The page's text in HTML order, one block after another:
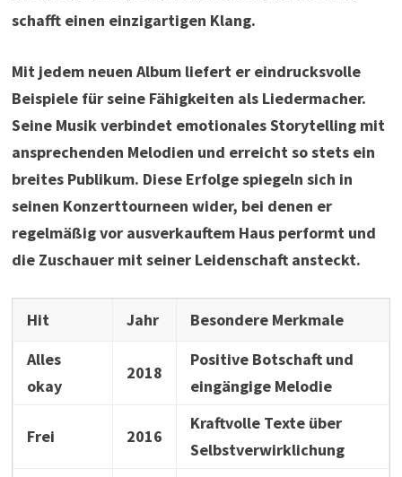
schafft einen einzigartigen Klang.
Mit jedem neuen Album liefert er eindrucksvolle
Beispiele für seine Fähigkeiten als Liedermacher.
Seine Musik verbindet emotionales Storytelling mit
ansprechenden Melodien und erreicht so stets ein
breites Publikum. Diese Erfolge spiegeln sich in
seinen Konzerttourneen wider, bei denen er
regelmäßig vor ausverkauftem Haus performt und
die Zuschauer mit seiner Leidenschaft ansteckt.
Hit Jahr
Besondere Merkmale
Alles
okay
2018
Positive Botschaft und
eingängige Melodie
Frei 2016
Kraftvolle Texte über
Selbstverwirklichung